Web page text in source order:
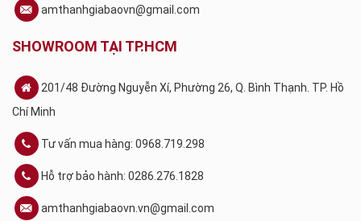
amthanhgiabaovn@gmail.com
SHOWROOM TẠI TP.HCM
201/48 Đường Nguyễn Xí, Phường 26, Q. Bình Thạnh. TP. Hồ
Chí Minh
Tư vấn mua hàng: 0968.719.298
Hỗ trợ bảo hành: 0286.276.1828
amthanhgiabaovn.vn@gmail.com